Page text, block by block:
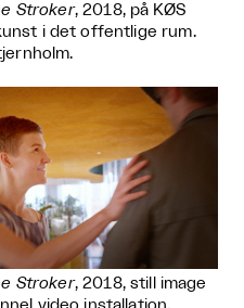
Stroker, 2018, på KØS
i det offentlige rum.
Stroker, 2018, still image